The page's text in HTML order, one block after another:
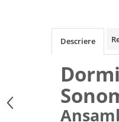
Descriere